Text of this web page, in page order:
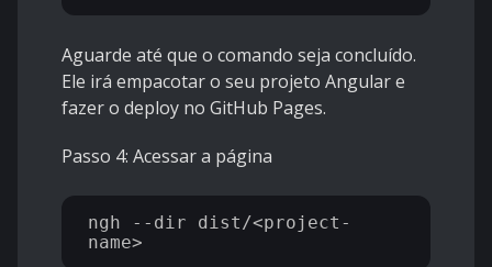
Aguarde até que o comando seja concluído.
Ele irá empacotar o seu projeto Angular e
fazer o deploy no GitHub Pages.
Passo 4: Acessar a página
ngh --dir dist/<project-